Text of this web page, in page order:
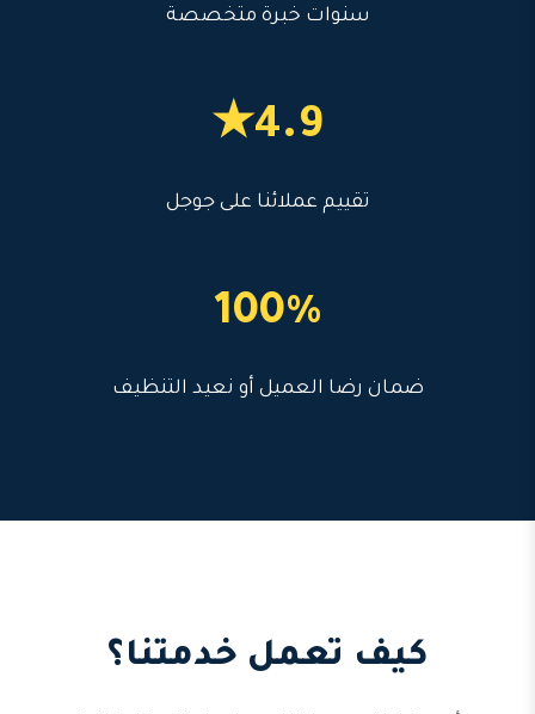
سنوات خبرة متخصصة
4.9★
تقييم عملائنا على جوجل
100%
ضمان رضا العميل أو نعيد التنظيف
كيف تعمل خدمتنا؟